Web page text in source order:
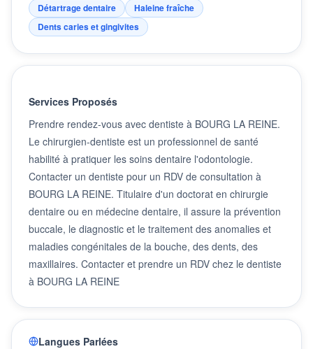
Détartrage dentaire
Haleine fraîche
Dents caries et gingivites
Services Proposés
Prendre rendez-vous avec dentiste à BOURG LA REINE.
Le chirurgien-dentiste est un professionnel de santé
habilité à pratiquer les soins dentaire l'odontologie.
Contacter un dentiste pour un RDV de consultation à
BOURG LA REINE. Titulaire d'un doctorat en chirurgie
dentaire ou en médecine dentaire, il assure la prévention
buccale, le diagnostic et le traitement des anomalies et
maladies congénitales de la bouche, des dents, des
maxillaires. Contacter et prendre un RDV chez le dentiste
à BOURG LA REINE
Langues Parlées